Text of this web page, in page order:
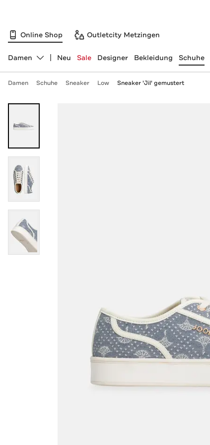
Online Shop Outletcity Metzingen
Abteilung ändern, ausgewählt:
Damen Neu Sale Designer Bekleidung Schuhe
Damen Schuhe Sneaker Low Sneaker 'Jil' gemustert